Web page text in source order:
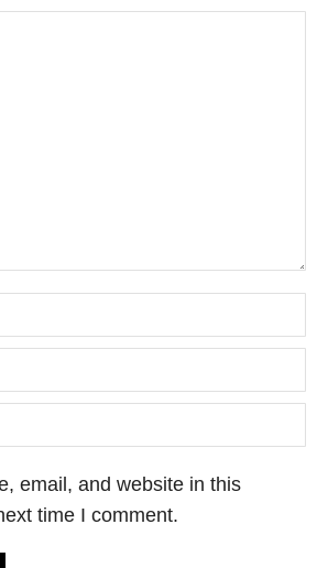
email, and website in this
time I comment.